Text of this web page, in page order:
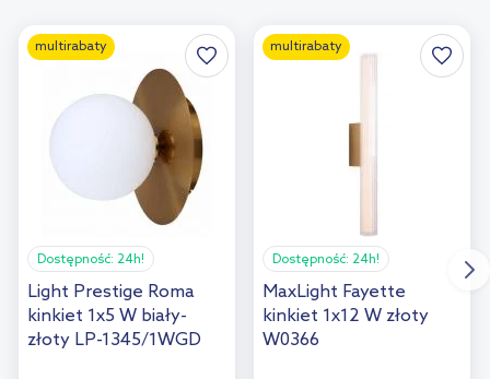
multirabaty
Dostępność: 24h!
Light Prestige Roma
kinkiet 1x5 W biały-
złoty LP-1345/1WGD
multirabaty
Dostępność: 24h!
MaxLight Fayette
kinkiet 1x12 W złoty
W0366